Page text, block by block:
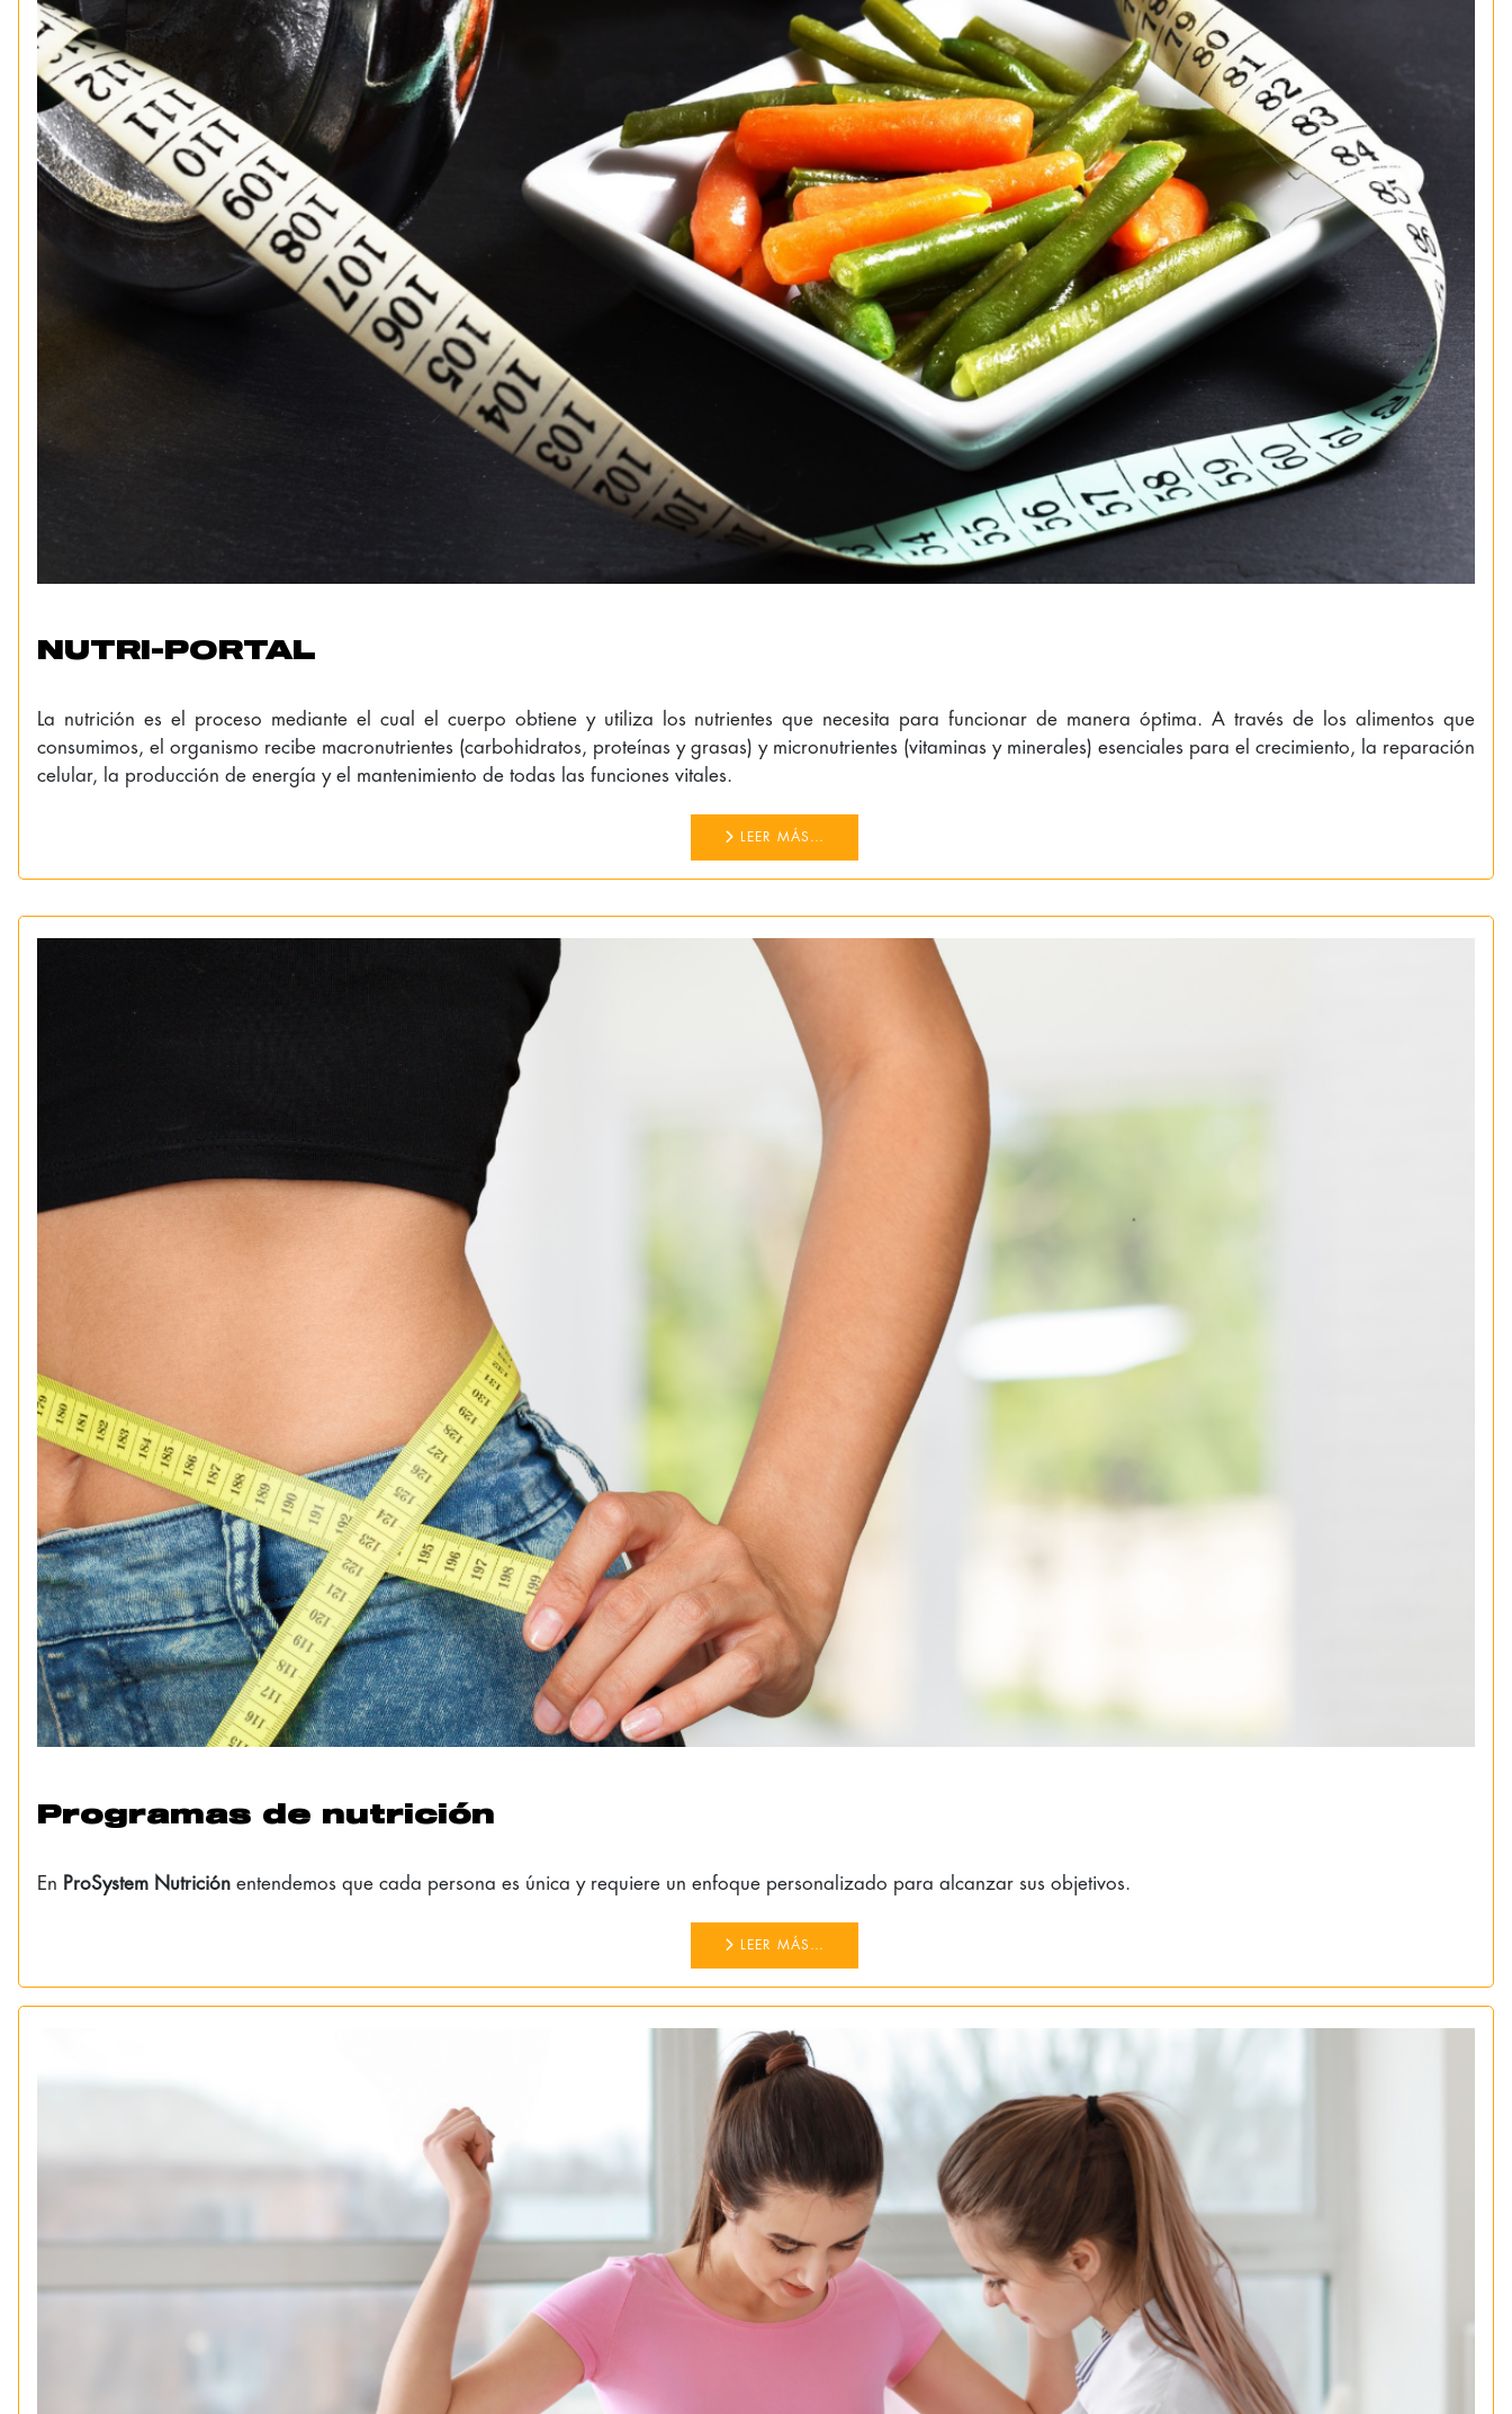
NUTRI-PORTAL
La nutrición es el proceso mediante el cual el cuerpo obtiene y utiliza los nutrientes que necesita para funcionar de manera óptima. A través de los alimentos que
consumimos, el organismo recibe macronutrientes (carbohidratos, proteínas y grasas) y micronutrientes (vitaminas y minerales) esenciales para el crecimiento, la reparación
celular, la producción de energía y el mantenimiento de todas las funciones vitales.
LEER MÁS…
Programas de nutrición
En ProSystem Nutrición entendemos que cada persona es única y requiere un enfoque personalizado para alcanzar sus objetivos.
LEER MÁS…